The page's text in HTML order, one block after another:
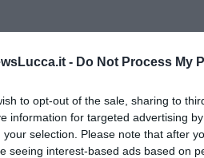
- Do Not Process My
to opt-out of the sale, sharing to
information for targeted advertising
your selection. Please note that after
seeing interest-based ads based on
Nadio Stronchi